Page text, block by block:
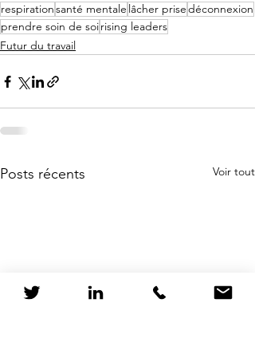
respirationsanté mentale lâcher prisedéconnexion
prendre soin de soirising leaders
Futur du travail
Posts récents Voir tout